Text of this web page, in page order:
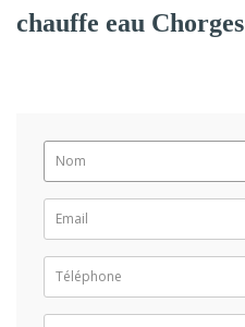
chauffe eau Chorges